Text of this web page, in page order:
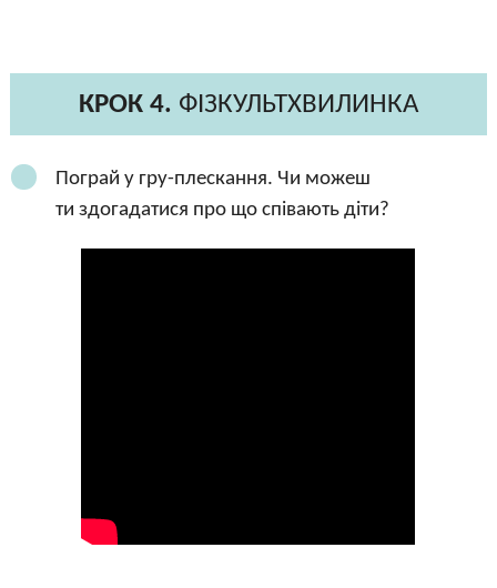
КРОК 4. ФІЗКУЛЬТХВИЛИНКА
Пограй у гру-плескання. Чи можеш
ти здогадатися про що співають діти?